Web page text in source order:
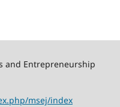
and Entrepreneurship
msej/index